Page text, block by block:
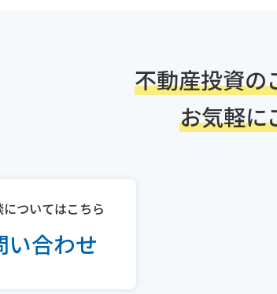
不動産投資の
お気軽に
ついてはこちら
い合わせ